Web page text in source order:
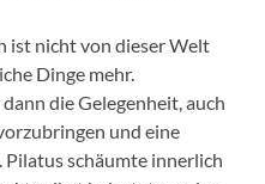
ist nicht von dieser Welt
Dinge mehr.
die Gelegenheit, auch
und eine
schäumte innerlich